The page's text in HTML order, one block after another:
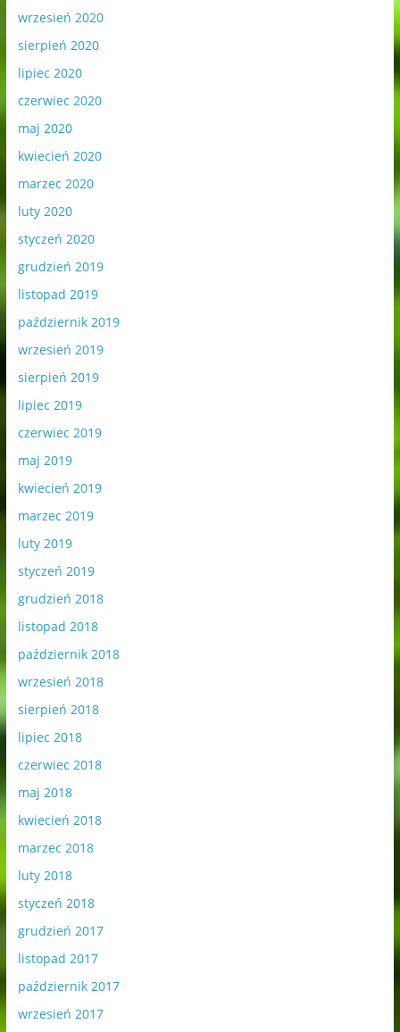
wrzesień 2020
sierpień 2020
lipiec 2020
czerwiec 2020
maj 2020
kwiecień 2020
marzec 2020
luty 2020
styczeń 2020
grudzień 2019
listopad 2019
październik 2019
wrzesień 2019
sierpień 2019
lipiec 2019
czerwiec 2019
maj 2019
kwiecień 2019
marzec 2019
luty 2019
styczeń 2019
grudzień 2018
listopad 2018
październik 2018
wrzesień 2018
sierpień 2018
lipiec 2018
czerwiec 2018
maj 2018
kwiecień 2018
marzec 2018
luty 2018
styczeń 2018
grudzień 2017
listopad 2017
październik 2017
wrzesień 2017